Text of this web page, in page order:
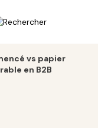
vs papier
en B2B